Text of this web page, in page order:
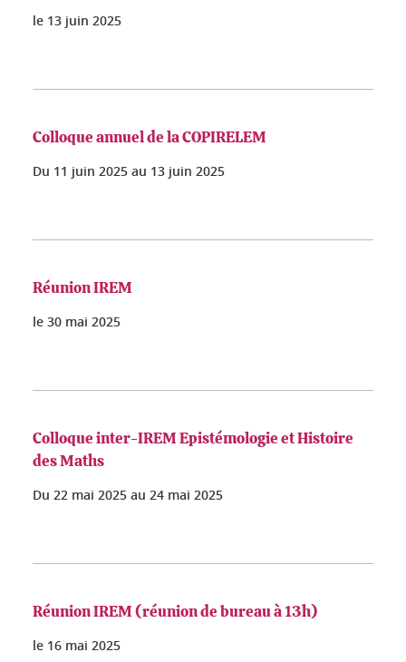
le 13 juin 2025
Colloque annuel de la COPIRELEM
Du 11 juin 2025 au 13 juin 2025
Réunion IREM
le 30 mai 2025
Colloque inter-IREM Epistémologie et Histoire
des Maths
Du 22 mai 2025 au 24 mai 2025
Réunion IREM (réunion de bureau à 13h)
le 16 mai 2025